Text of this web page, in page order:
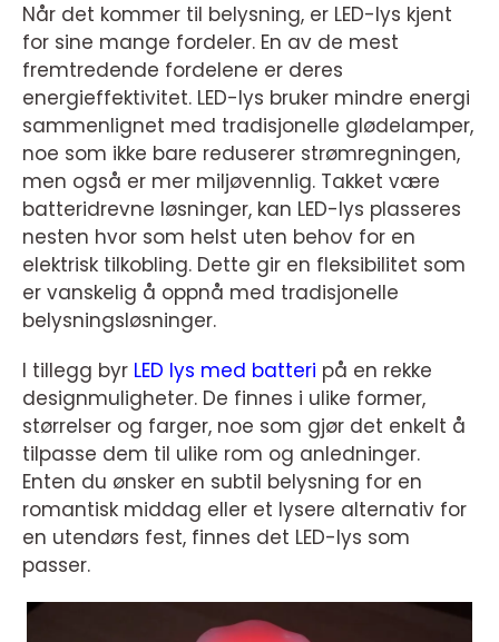
Når det kommer til belysning, er LED-lys kjent
for sine mange fordeler. En av de mest
fremtredende fordelene er deres
energieffektivitet. LED-lys bruker mindre energi
sammenlignet med tradisjonelle glødelamper,
noe som ikke bare reduserer strømregningen,
men også er mer miljøvennlig. Takket være
batteridrevne løsninger, kan LED-lys plasseres
nesten hvor som helst uten behov for en
elektrisk tilkobling. Dette gir en fleksibilitet som
er vanskelig å oppnå med tradisjonelle
belysningsløsninger.
I tillegg byr LED lys med batteri på en rekke
designmuligheter. De finnes i ulike former,
størrelser og farger, noe som gjør det enkelt å
tilpasse dem til ulike rom og anledninger.
Enten du ønsker en subtil belysning for en
romantisk middag eller et lysere alternativ for
en utendørs fest, finnes det LED-lys som
passer.